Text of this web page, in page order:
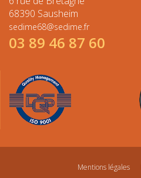
68390 Sausheim
sedime68@sedime.fr
03 89 46 87 60
Mentions légales